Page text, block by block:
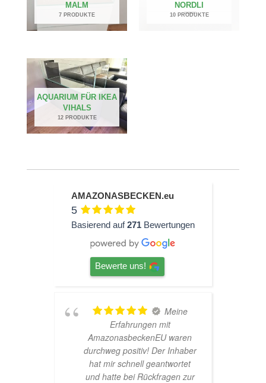
MALM
7 PRODUKTE
NORDLI
10 PRODUKTE
AQUARIUM FÜR IKEA
VIHALS
12 PRODUKTE
AMAZONASBECKEN.eu
5
Basierend auf271 Bewertungen
Bewerte uns!
Meine
Erfahrungen mit
AmazonasbeckenEU waren
durchweg positiv! Der Inhaber
hat mir schnell geantwortet
und hatte bei Rückfragen zur